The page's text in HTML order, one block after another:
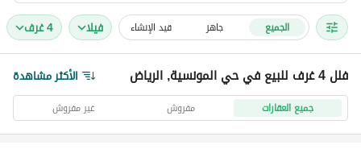
الجميع جاهز قيد الإنشاء فیلا 4 غرف
فلل 4 غرف للبيع في حي المونسية, الرياض الأكثر مشاهدة
جميع العقارات مفروش غير مفروش